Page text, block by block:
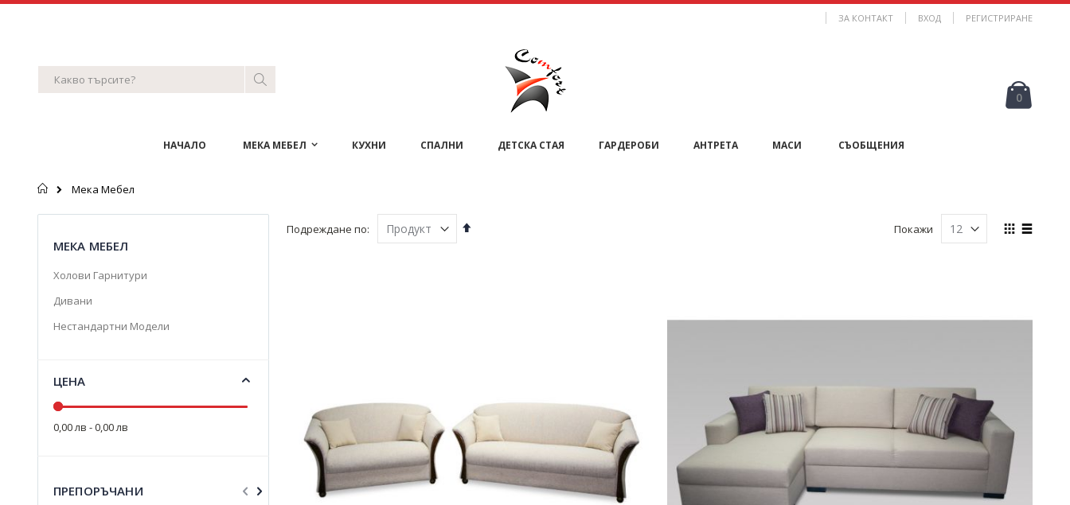
ЗА КОНТАКТ ВХОД РЕГИСТРИРАНЕ
0
Search
НАЧАЛО МЕКА МЕБЕЛ КУХНИ СПАЛНИ ДЕТСКА СТАЯ ГАРДЕРОБИ АНТРЕТА МАСИ СЪОБЩЕНИЯ
Начало
Мека Мебел
Подреждане по:
Възходяща
View
Покажи
МЕКА МЕБЕЛ
Холови Гарнитури
Дивани
Нестандартни Модели
ЦЕНА
0,00 лв - 0,00 лв
ПРЕПОРЪЧАНИ